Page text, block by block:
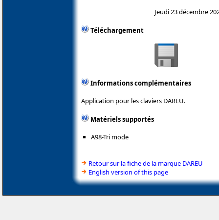
Jeudi 23 décembre
Téléchargement
Informations complémentaires
Application pour les claviers DAREU.
Matériels supportés
A98-Tri mode
Retour sur la fiche de la marque DAREU
English version of this page